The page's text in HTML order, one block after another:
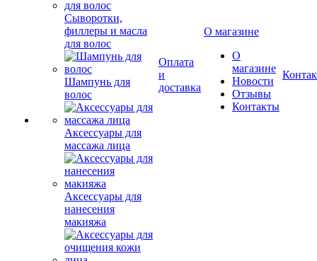
Сыворотки,
филлеры и масла
для волос
Шампунь для
волос
Аксессуары для
массажа лица
Аксессуары для
нанесения
макияжа
Оплата
и
доставка
О магазине
О
магазине
Новости
Отзывы
Контакты